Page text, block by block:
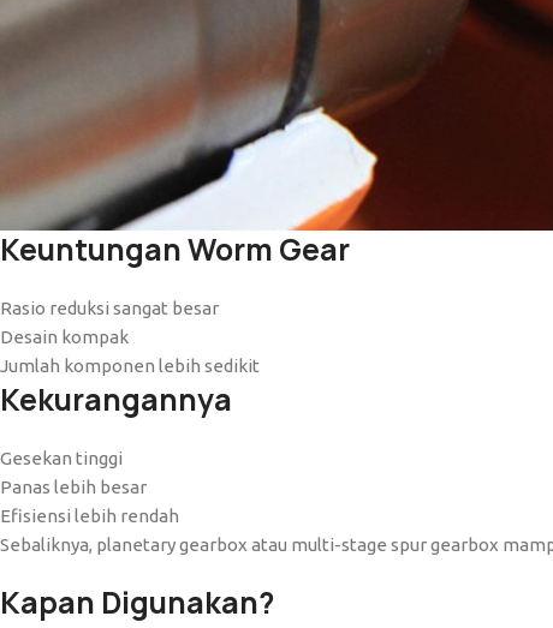
Keuntungan Worm Gear
Rasio reduksi sangat besar
Desain kompak
Jumlah komponen lebih sedikit
Kekurangannya
Gesekan tinggi
Panas lebih besar
Efisiensi lebih rendah
Sebaliknya, planetary gearbox atau multi-stage spur gearbox
Kapan Digunakan?